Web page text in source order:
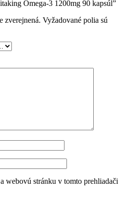
Omega-3 1200mg 90 kapsúl”
zverejnená. Vyžadované polia sú
webovú stránku v tomto prehliadači